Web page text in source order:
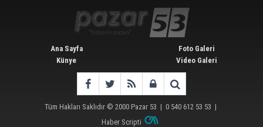
Ana Sayfa
Künye
Foto Galeri
Video Galeri
Tüm Hakları Saklıdır © 2000 Pazar 53 | 0 540 612 53 53 |
Haber Scripti